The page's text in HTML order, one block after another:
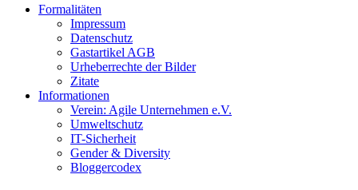
Formalitäten
Impressum
Datenschutz
Gastartikel AGB
Urheberrechte der Bilder
Zitate
Informationen
Verein: Agile Unternehmen e.V.
Umweltschutz
IT-Sicherheit
Gender & Diversity
Bloggercodex